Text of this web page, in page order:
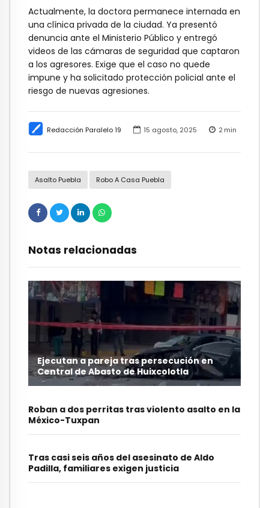
Redacción Paralelo 19 15 agosto, 2025 2 min
Asalto Puebla Robo A Casa Puebla
Notas relacionadas
Ejecutan a pareja tras persecución en
Central de Abasto de Huixcolotla
Roban a dos perritas tras violento asalto en la
México-Tuxpan
Tras casi seis años del asesinato de Aldo
Padilla, familiares exigen justicia
Actualmente, la doctora permanece internada en
una clínica privada de la ciudad. Ya presentó
denuncia ante el Ministerio Público y entregó
videos de las cámaras de seguridad que captaron
a los agresores. Exige que el caso no quede
impune y ha solicitado protección policial ante el
riesgo de nuevas agresiones.